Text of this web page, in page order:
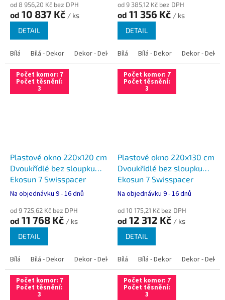
od 8 956,20 Kč bez DPH
od 10 837 Kč / ks
DETAIL
Bílá Bílá - Dekor Dekor - Dekor Bílá - Antracit Bílá - Zlatý dub
od 9 385,12 Kč bez DPH
od 11 356 Kč / ks
DETAIL
Bílá Bílá - Dekor Dekor - Dekor
Počet komor: 7
Počet těsnění:
3
Plastové okno 220x120 cm
Dvoukřídlé bez sloupku
Ekosun 7 Swisspacer
Ultimate
Na objednávku 9 - 16 dnů
od 9 725,62 Kč bez DPH
od 11 768 Kč / ks
DETAIL
Bílá Bílá - Dekor Dekor - Dekor Bílá - Antracit Bílá - Zlatý dub
Počet komor: 7
Počet těsnění:
3
Plastové okno 220x130 cm
Dvoukřídlé bez sloupku
Ekosun 7 Swisspacer
Ultimate
Na objednávku 9 - 16 dnů
od 10 175,21 Kč bez DPH
od 12 312 Kč / ks
DETAIL
Bílá Bílá - Dekor Dekor - Dekor
Počet komor: 7
Počet těsnění:
3
Počet komor: 7
Počet těsnění:
3